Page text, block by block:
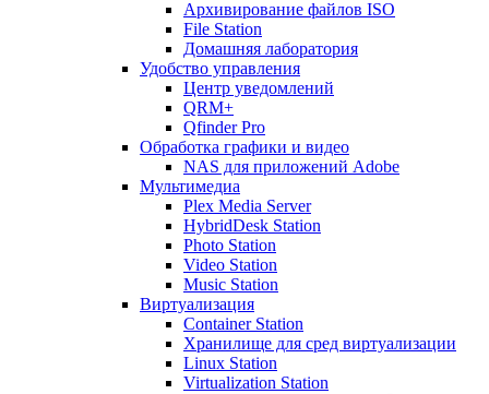
Архивирование файлов ISO
File Station
Домашняя лаборатория
Удобство управления
Центр уведомлений
QRM+
Qfinder Pro
Обработка графики и видео
NAS для приложений Adobe
Мультимедиа
Plex Media Server
HybridDesk Station
Photo Station
Video Station
Music Station
Виртуализация
Container Station
Хранилище для сред виртуализации
Linux Station
Virtualization Station